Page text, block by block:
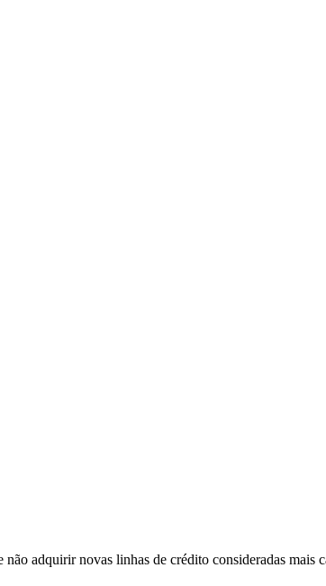
adquirir novas linhas de crédito consideradas mais